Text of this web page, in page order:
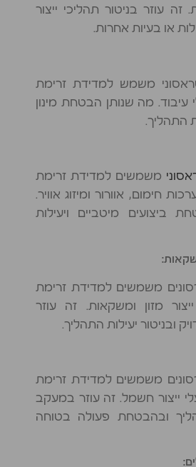
זה עוזר בניטור תהליכי ייצור
או בעיות אחרות.
משמש למדידת זרימת
עיבוד. מה שנותן הבטחת מינון
התהליך.
משמשים למדידת זרימת
חימום, אוורור ומיזוג אוויר.
ביצועים מיטביים ויעילות
משמשים למדידת זרימת
מזון ומשקאות. זה עוזר
ובניטור יעילות התהליך.
משמשים למדידת זרימת
ייצור חשמל. זה עוזר במעקב
ובהבטחת פעולה בטוחה